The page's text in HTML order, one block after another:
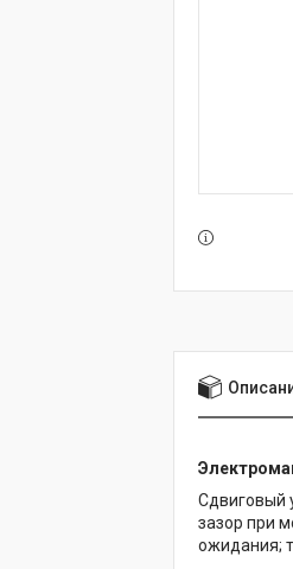
Сдвиговый
зазор при
ожидания;